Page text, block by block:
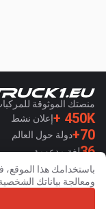
منصتك الموثوقة للمركبات
450K + إعلان نشط
70+ دولة حول العالم
36لغة مدعومة
4.7/5
Trustpilot
باستخدامك هذا
ومعالجة بياناتك